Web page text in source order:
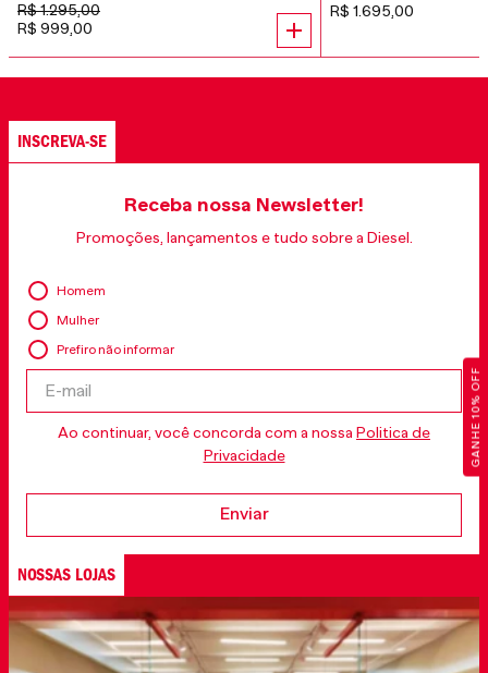
GANHE 10% OFF
R$1.295,00
R$ 999 00
R$ 1 695 00
INSCREVA-SE
Receba nossa Newsletter!
Promoções, lançamentos e tudo sobre a Diesel.
Homem
Mulher
Prefiro não informar
Ao continuar, você concorda com a nossa Politica de
Privacidade
Enviar
NOSSAS LOJAS